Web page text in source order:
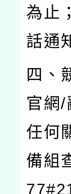
為止
話通
四、
官網/
任何
備組